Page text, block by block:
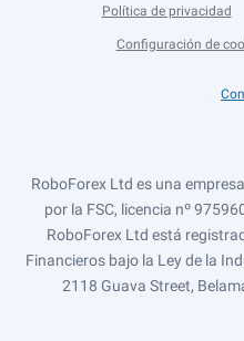
Política de privacidad
Configuración de
RoboForex Ltd es una
por la FSC, licencia nº
RoboForex Ltd está
Financieros bajo la Ley de la
2118 Guava Street,